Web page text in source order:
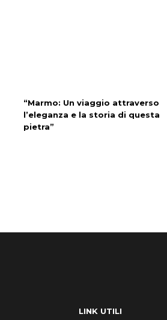
“Marmo: Un viaggio attraverso
l’eleganza e la storia di questa
pietra”
LINK UTILI